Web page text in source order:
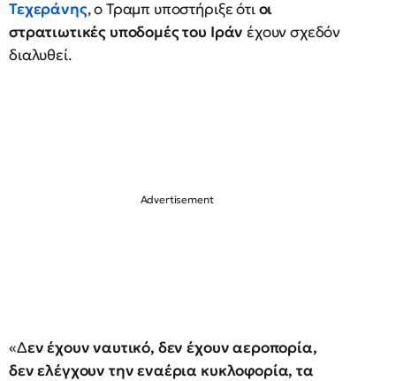
Τεχεράνης, ο Τραμπ υποστήριξε ότιοι
στρατιωτικές υποδομές του Ιράν έχουν σχεδόν
διαλυθεί.
«Δεν έχουν ναυτικό, δεν έχουν αεροπορία,
δεν ελέγχουν την εναέρια κυκλοφορία, τα